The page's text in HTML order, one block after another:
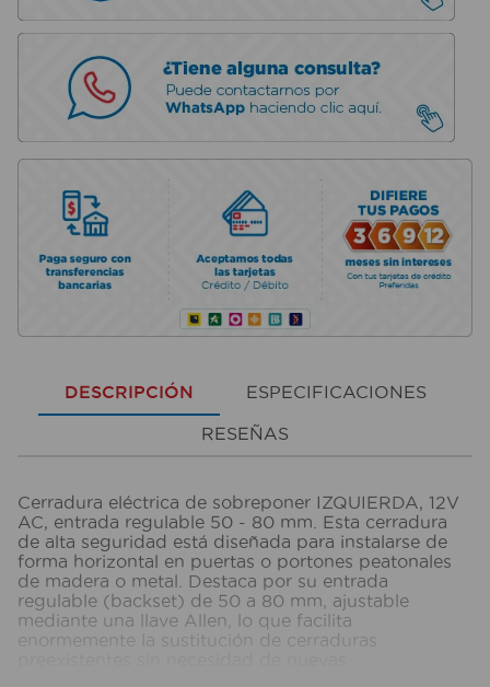
DESCRIPCIÓN ESPECIFICACIONES
RESEÑAS
Cerradura eléctrica de sobreponer IZQUIERDA, 12V
AC, entrada regulable 50 - 80 mm. Esta cerradura
de alta seguridad está diseñada para instalarse de
forma horizontal en puertas o portones peatonales
de madera o metal. Destaca por su entrada
regulable (backset) de 50 a 80 mm, ajustable
mediante una llave Allen, lo que facilita
enormemente la sustitución de cerraduras